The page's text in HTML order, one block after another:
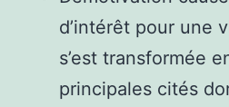
d’intérêt pour une
s’est transformée
principales cités